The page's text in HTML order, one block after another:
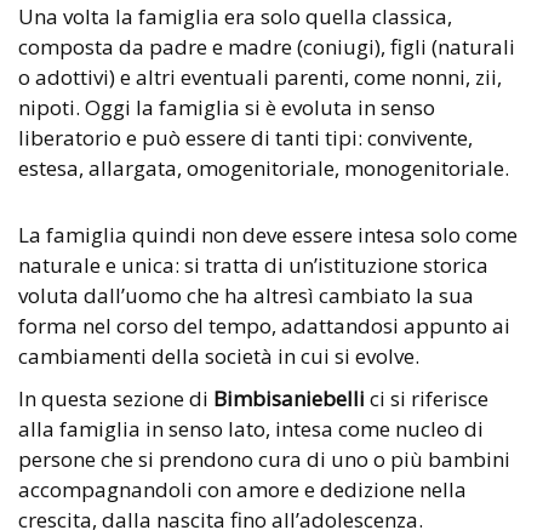
Una volta la famiglia era solo quella classica,
composta da padre e madre (coniugi), figli (naturali
o adottivi) e altri eventuali parenti, come nonni, zii,
nipoti. Oggi la famiglia si è evoluta in senso
liberatorio e può essere di tanti tipi: convivente,
estesa, allargata, omogenitoriale, monogenitoriale.
La famiglia quindi non deve essere intesa solo come
naturale e unica: si tratta di un’istituzione storica
voluta dall’uomo che ha altresì cambiato la sua
forma nel corso del tempo, adattandosi appunto ai
cambiamenti della società in cui si evolve.
In questa sezione di Bimbisaniebelli ci si riferisce
alla famiglia in senso lato, intesa come nucleo di
persone che si prendono cura di uno o più bambini
accompagnandoli con amore e dedizione nella
crescita, dalla nascita fino all’adolescenza.